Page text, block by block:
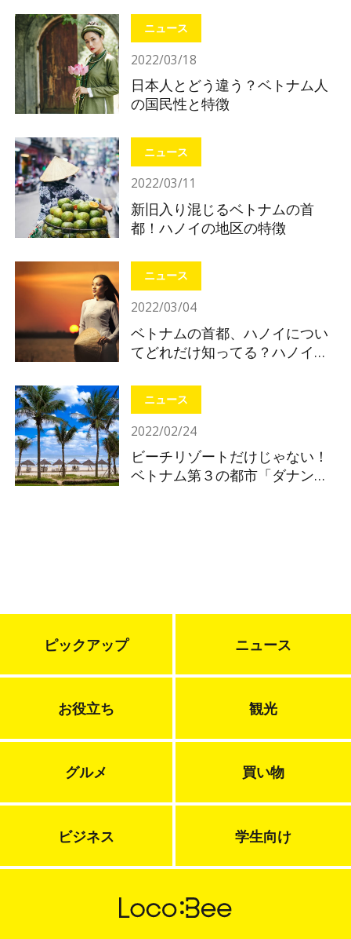
ニュース
2022/03/18
日本人とどう違う？ベトナム人
の国民性と特徴
ニュース
2022/03/11
新旧入り混じるベトナムの首
都！ハノイの地区の特徴
ニュース
2022/03/04
ベトナムの首都、ハノイについ
てどれだけ知ってる？ハノイの
ニュース
2022/02/24
ビーチリゾートだけじゃない！
ベトナム第３の都市「ダナン」
ピックアップ ニュース
お役立ち 観光
グルメ 買い物
ビジネス 学生向け